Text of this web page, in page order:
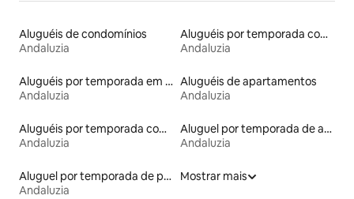
Aluguéis de condomínios
Andaluzia
Aluguéis por temporada com cama de altura acessível
Andaluzia
Aluguéis por temporada em albergue
Andaluzia
Aluguéis de apartamentos
Andaluzia
Aluguéis por temporada com caiaque
Andaluzia
Aluguel por temporada de apart-hotéis
Andaluzia
Aluguel por temporada de pensões coreanas
Andaluzia
Mostrar mais